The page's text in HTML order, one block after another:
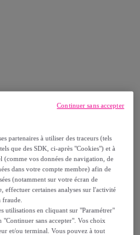
double action
réglable
- S3306024
partenaires à utiliser des traceurs (tels
que des SDK, ci-après "Cookies") et à
(comme vos données de navigation, de
dans votre compte membre) afin de
(notamment sur votre écran de
effectuer certaines analyses sur l'activité
fraude.
utilisations en cliquant sur "Paramétrer"
sans accepter". Vos choix
et/ou terminal. Vous pouvez à tout
Continuer sans accepter